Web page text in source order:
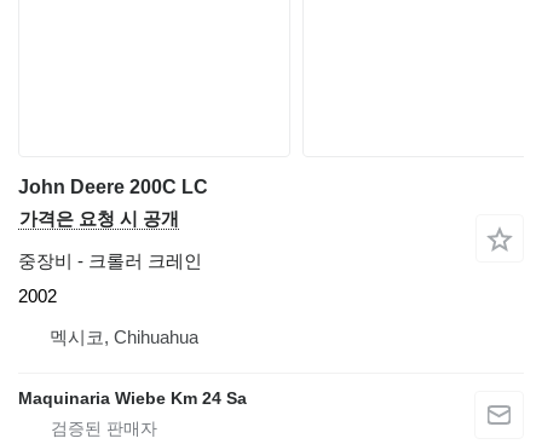
John Deere 200C LC
가격은 요청 시 공개
중장비 - 크롤러 크레인
2002
멕시코, Chihuahua
Maquinaria Wiebe Km 24 Sa